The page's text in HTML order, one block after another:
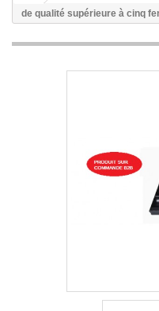
de qualité supérieure à cinq